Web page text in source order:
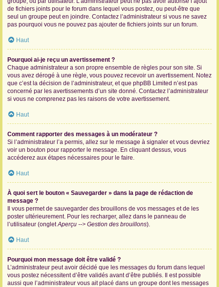
de fichiers joints pour le forum dans lequel vous postez, ou peut-être que
seul un groupe peut en joindre. Contactez l’administrateur si vous ne savez
pas pourquoi vous ne pouvez pas ajouter de fichiers joints sur un forum.
Haut
Pourquoi ai-je reçu un avertissement ?
Chaque administrateur a son propre ensemble de règles pour son site. Si
vous avez dérogé à une règle, vous pouvez recevoir un avertissement. Notez
que c’est la décision de l’administrateur, et que phpBB Limited n’est pas
concerné par les avertissements d’un site donné. Contactez l’administrateur
si vous ne comprenez pas les raisons de votre avertissement.
Haut
Comment rapporter des messages à un modérateur ?
Si l’administrateur l’a permis, allez sur le message à signaler et vous devriez
voir un bouton pour rapporter le message. En cliquant dessus, vous
accéderez aux étapes nécessaires pour le faire.
Haut
À quoi sert le bouton « Sauvegarder » dans la page de rédaction de
message ?
Il vous permet de sauvegarder des brouillons de vos messages et de les
poster ultérieurement. Pour les recharger, allez dans le panneau de
l’utilisateur (ongletAperçu --> Gestion des brouillons).
Haut
Pourquoi mon message doit être validé ?
L’administrateur peut avoir décidé que les messages du forum dans lequel
vous postez nécessitent d’être validés avant d’être publiés. Il est possible
aussi que l’administrateur vous ait placé dans un groupe dont les messages